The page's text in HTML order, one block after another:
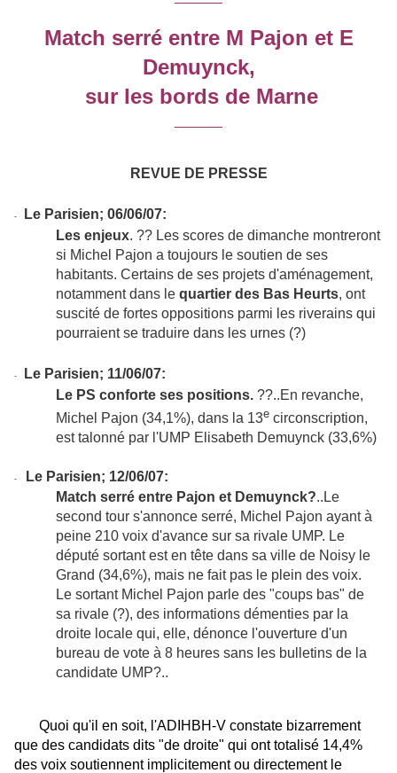
Match serré entre M Pajon et E
Demuynck,
sur les bords de Marne
REVUE DE PRESSE
-
Le Parisien; 06/06/07:
Les enjeux. ?? Les scores de dimanche montreront
si Michel Pajon a toujours le soutien de ses
habitants. Certains de ses projets d'aménagement,
notamment dans lequartier des Bas Heurts, ont
suscité de fortes oppositions parmi les riverains qui
pourraient se traduire dans les urnes (?)
-
Le Parisien; 11/06/07:
Le PS conforte ses positions.??..En revanche,
Michel Pajon (34,1%), dans la 13e circonscription,
est talonné par l'UMP Elisabeth Demuynck (33,6%)
-
Le Parisien; 12/06/07:
Match serré entre Pajon et Demuynck?..Le
second tour s'annonce serré, Michel Pajon ayant à
peine 210 voix d'avance sur sa rivale UMP. Le
député sortant est en tête dans sa ville de Noisy le
Grand (34,6%), mais ne fait pas le plein des voix.
Le sortant Michel Pajon parle des "coups bas" de
sa rivale (?), des informations démenties par la
droite locale qui, elle, dénonce l'ouverture d'un
bureau de vote à 8 heures sans les bulletins de la
candidate UMP?..
Quoi qu'il en soit, l'ADIHBH-V constate bizarrement
que des candidats dits "de droite" qui ont totalisé 14,4%
des voix soutiennent implicitement ou directement le